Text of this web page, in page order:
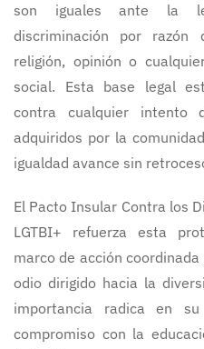
son iguales ante la
discriminación por razón
religión, opinión o
social. Esta base legal
contra cualquier intento
adquiridos por la
igualdad avance sin
El Pacto Insular Contra los
LGTBI+ refuerza esta
marco de acción
odio dirigido hacia la
importancia radica en
compromiso con la